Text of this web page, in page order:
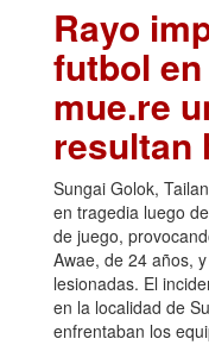
Rayo
futbol
mue.re
resultan
Sungai Golok,
en tragedia luego
de juego,
Awae, de 24 años,
lesionadas. El
en la localidad de
enfrentaban los